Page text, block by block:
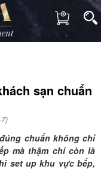
sạn chuẩn
chuẩn không chỉ
mà thậm chí còn là
set up khu vực bếp,